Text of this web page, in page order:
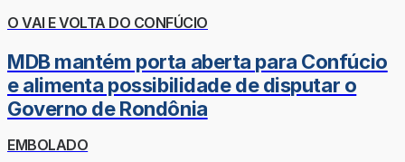
O VAI E VOLTA DO CONFÚCIO
MDB mantém porta aberta para Confúcio
e alimenta possibilidade de disputar o
Governo de Rondônia
EMBOLADO